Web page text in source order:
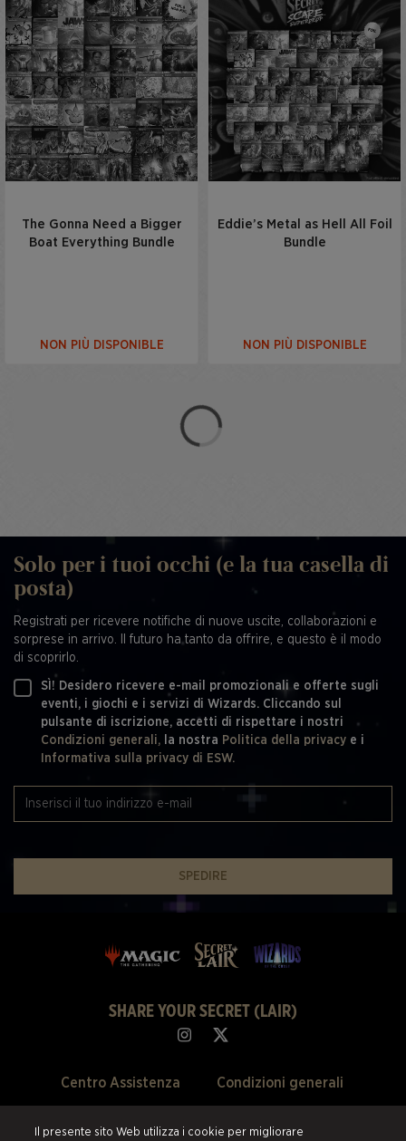
The Gonna Need a Bigger
Boat Everything Bundle
NON PIÙ DISPONIBLE
Eddie’s Metal as Hell All Foil
Bundle
NON PIÙ DISPONIBLE
Solo per i tuoi occhi (e la tua casella di
posta)
Registrati per ricevere notifiche di nuove uscite, collaborazioni e
sorprese in arrivo. Il futuro ha tanto da offrire, e questo è il modo
di scoprirlo.
SÌ! Desidero ricevere e-mail promozionali e offerte sugli
eventi, i giochi e i servizi di Wizards. Cliccando sul
pulsante di iscrizione, accetti di rispettare i nostri
Condizioni generali,
la nostra Politica della privacy e i
Informativa sulla privacy di ESW.
SPEDIRE
SHARE YOUR SECRET (LAIR)
Centro Assistenza Condizioni generali
Il presente sito Web utilizza i cookie per migliorare